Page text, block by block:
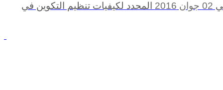
02 جوان 2016 المحدد لكيفيات تنظيم التكوين في